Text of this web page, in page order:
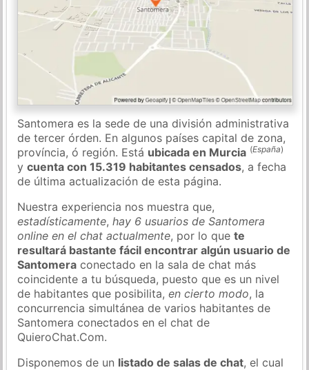
Santomera es la sede de una división administrativa
de tercer órden. En algunos países capital de zona,
província, ó región. Está ubicada en Murcia (España)
ycuenta con 15.319 habitantes censados, a fecha
de última actualización de esta página.
Nuestra experiencia nos muestra que,
estadísticamente,hay 6 usuarios de Santomera
online en el chat actualmente, por lo quete
resultará bastante fácil encontrar algún usuario de
Santomera conectado en la sala de chat más
coincidente a tu búsqueda, puesto que es un nivel
de habitantes que posibilita,en cierto modo, la
concurrencia simultánea de varios habitantes de
Santomera conectados en el chat de
QuieroChat.Com.
Disponemos de un listado de salas de chat, el cual